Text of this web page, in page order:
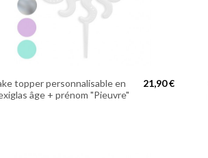
topper personnalisable en
âge + prénom "Pieuvre"
21,90 €